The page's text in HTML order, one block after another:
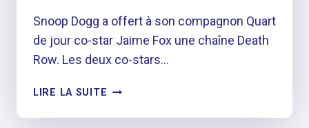
Snoop Dogg a offert à son compagnon Quart
de jour co-star Jaime Fox une chaîne Death
Row. Les deux co-stars…
LIRE LA SUITE SNOOP
OFFRE